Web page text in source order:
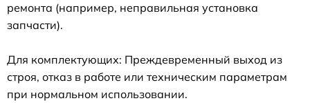
ремонта (например, неправильная установка
запчасти).
Для комплектующих: Преждевременный выход из
строя, отказ в работе или техническим параметрам
при нормальном использовании.